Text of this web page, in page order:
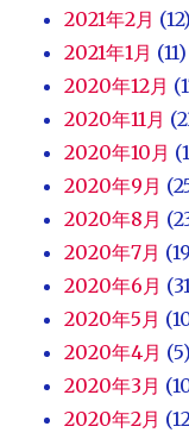
2021年2月 (12)
2021年1月 (11)
2020年12月
2020年11月
2020年10月
2020年9月
2020年8月
2020年7月
2020年6月
2020年5月
2020年4月 (5)
2020年3月
2020年2月